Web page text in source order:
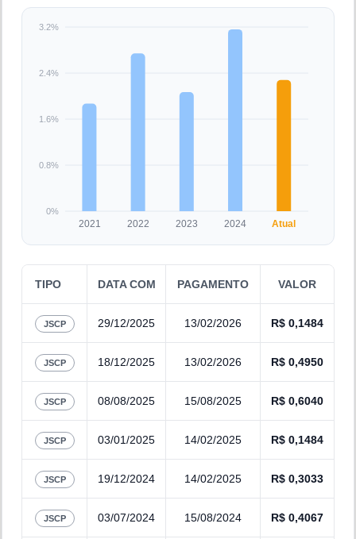
2021 2022 2023 2024 Atual
0%
0.8%
1.6%
2.4%
3.2%
TIPO DATA COM PAGAMENTO VALOR
JSCP 29/12/2025 13/02/2026 R$ 0,1484
JSCP 18/12/2025 13/02/2026 R$ 0,4950
JSCP 08/08/2025 15/08/2025 R$ 0,6040
JSCP 03/01/2025 14/02/2025 R$ 0,1484
JSCP 19/12/2024 14/02/2025 R$ 0,3033
JSCP 03/07/2024 15/08/2024 R$ 0,4067